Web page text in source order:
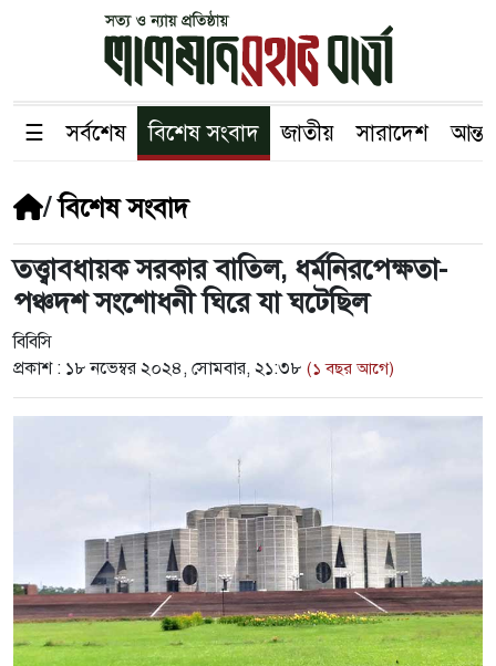
☰ সর্বশেষ বিশেষ সংবাদ জাতীয় সারাদেশ
/বিশেষ সংবাদ
তত্ত্বাবধায়ক সরকার বাতিল, ধর্মনিরপেক্ষতা-
পঞ্চদশ সংশোধনী ঘিরে যা ঘটেছিল
বিবিসি
প্রকাশ : ১৮ নভেম্বর ২০২৪, সোমবার, ২১:৩৮ (১ বছর আগে)